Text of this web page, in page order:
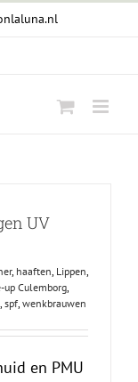
UV
, haaften Lippen
up Culemborg
spf wenkbrauwen
en PMU